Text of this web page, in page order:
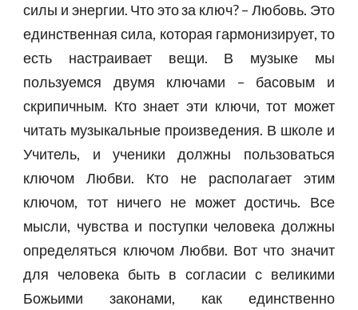
силы и энергии. Что это за ключ? – Любовь. Это
единственная сила, которая гармонизирует, то
есть настраивает вещи. В музыке мы
пользуемся двумя ключами – басовым и
скрипичным. Кто знает эти ключи, тот может
читать музыкальные произведения. В школе и
Учитель, и ученики должны пользоваться
ключом Любви. Кто не располагает этим
ключом, тот ничего не может достичь. Все
мысли, чувства и поступки человека должны
определяться ключом Любви. Вот что значит
для человека быть в согласии с великими
Божьими законами, как единственно